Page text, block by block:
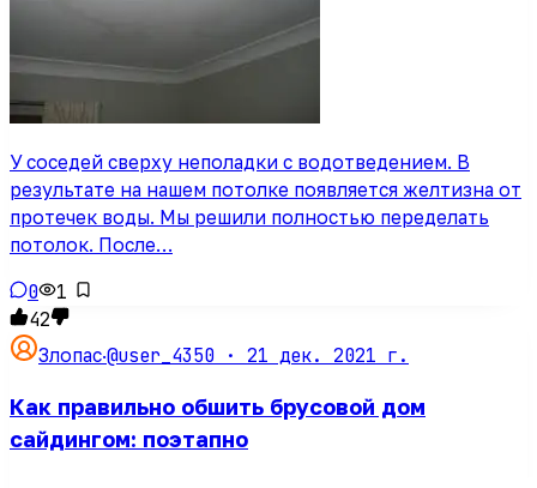
У соседей сверху неполадки с водотведением. В
результате на нашем потолке появляется желтизна от
протечек воды. Мы решили полностью переделать
потолок. После…
0
1
42
Злопас·@user_4350 · 21 дек. 2021 г.
Как правильно обшить брусовой дом
сайдингом: поэтапно